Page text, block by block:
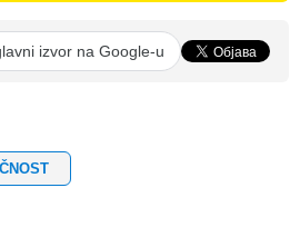
izvor na Google-u